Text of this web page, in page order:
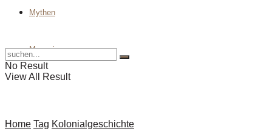
Mythen
Magazin
No Result
View All Result
Home Tag Kolonialgeschichte